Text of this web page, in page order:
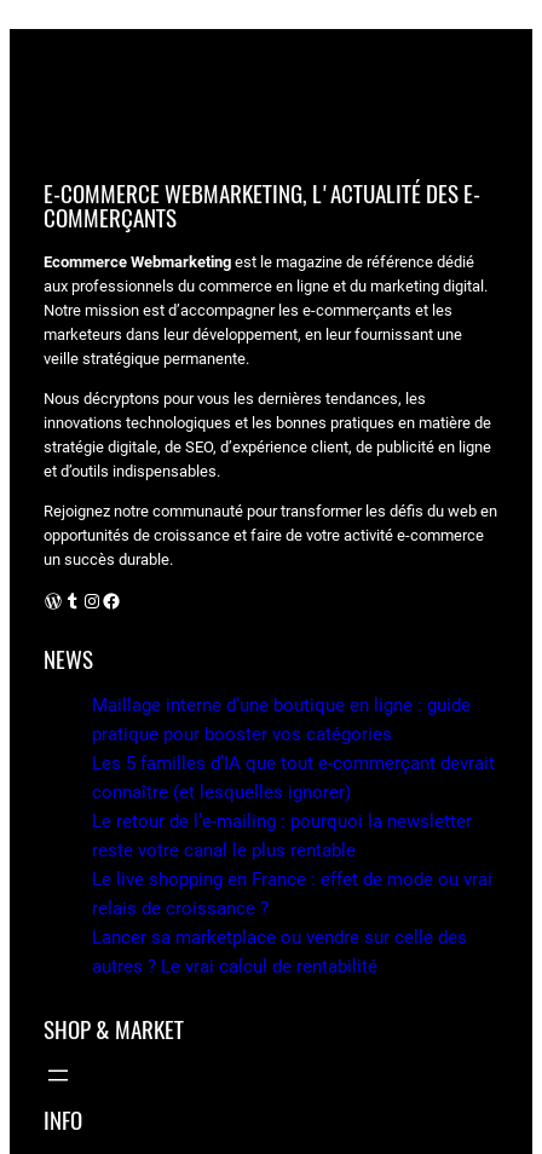
E-COMMERCE WEBMARKETING, L'ACTUALITÉ DES E-
COMMERÇANTS
Ecommerce Webmarketing est le magazine de référence dédié
aux professionnels du commerce en ligne et du marketing digital.
Notre mission est d’accompagner les e-commerçants et les
marketeurs dans leur développement, en leur fournissant une
veille stratégique permanente.
Nous décryptons pour vous les dernières tendances, les
innovations technologiques et les bonnes pratiques en matière de
stratégie digitale, de SEO, d’expérience client, de publicité en ligne
et d’outils indispensables.
Rejoignez notre communauté pour transformer les défis du web en
opportunités de croissance et faire de votre activité e-commerce
un succès durable.
WordPress Instagram Facebook
NEWS
Maillage interne d’une boutique en ligne : guide
pratique pour booster vos catégories
Les 5 familles d’IA que tout e-commerçant devrait
connaître (et lesquelles ignorer)
Le retour de l’e-mailing : pourquoi la newsletter
reste votre canal le plus rentable
Le live shopping en France : effet de mode ou vrai
relais de croissance ?
Lancer sa marketplace ou vendre sur celle des
autres ? Le vrai calcul de rentabilité
SHOP & MARKET
INFO